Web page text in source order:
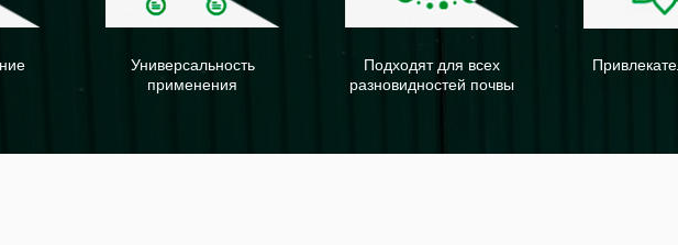
Универсальность
применения
Подходят для всех
разновидностей почвы